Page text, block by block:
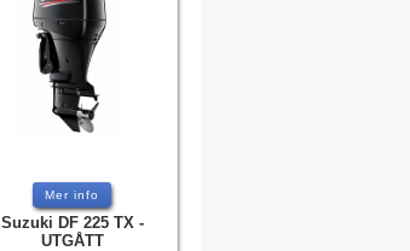
Mer info
Suzuki DF 225 TX -
UTGÅTT